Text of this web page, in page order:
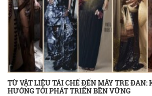
TỪ VẬT LIỆU TÁI CHẾ ĐẾN MÂY TRE ĐAN:
HƯỚNG TỚI PHÁT TRIỂN BỀN VỮNG